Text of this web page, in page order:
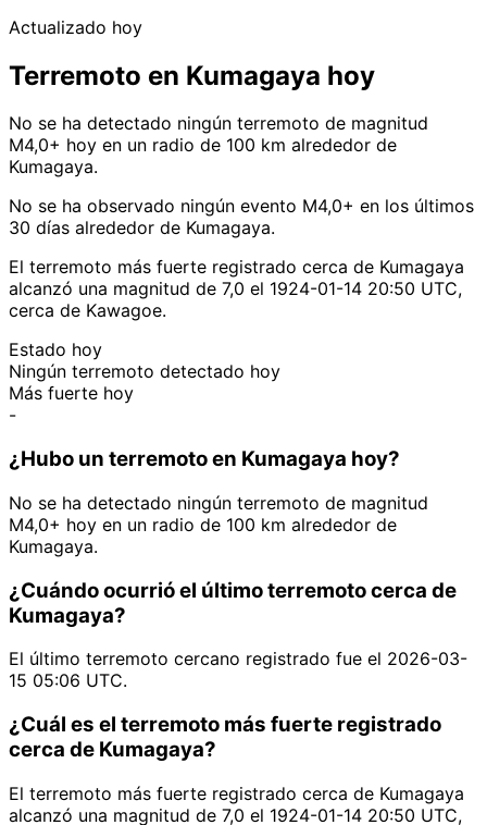
Actualizado hoy
Terremoto en Kumagaya hoy
No se ha detectado ningún terremoto de magnitud
M4,0+ hoy en un radio de 100 km alrededor de
Kumagaya.
No se ha observado ningún evento M4,0+ en los últimos
30 días alrededor de Kumagaya.
El terremoto más fuerte registrado cerca de Kumagaya
alcanzó una magnitud de 7,0 el 1924-01-14 20:50 UTC,
cerca de Kawagoe.
Estado hoy
Ningún terremoto detectado hoy
Más fuerte hoy
-
¿Hubo un terremoto en Kumagaya hoy?
No se ha detectado ningún terremoto de magnitud
M4,0+ hoy en un radio de 100 km alrededor de
Kumagaya.
¿Cuándo ocurrió el último terremoto cerca de
Kumagaya?
El último terremoto cercano registrado fue el 2026-03-
15 05:06 UTC.
¿Cuál es el terremoto más fuerte registrado
cerca de Kumagaya?
El terremoto más fuerte registrado cerca de Kumagaya
alcanzó una magnitud de 7,0 el 1924-01-14 20:50 UTC,